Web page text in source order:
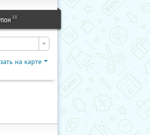
88
на карте